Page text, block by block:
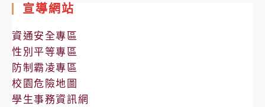
公
告
宣導網站
資通安全專區
性別平等專區
防制霸凌專區
校園危險地圖
學生事務資訊網